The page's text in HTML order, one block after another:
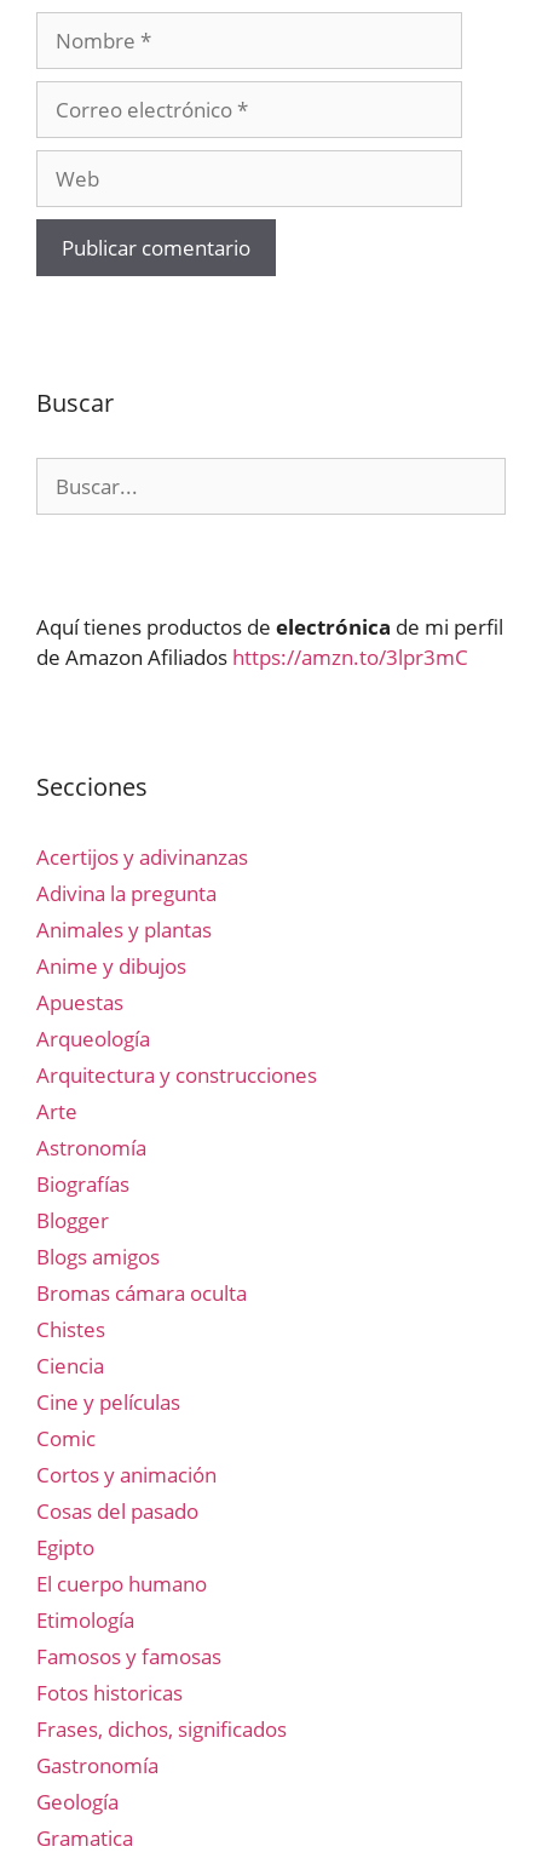
electrónico
Buscar
Aquí tienes productos de electrónica de mi perfil
de Amazon Afiliados https://amzn.to/3lpr3mC
Secciones
Acertijos y adivinanzas
Adivina la pregunta
Animales y plantas
Anime y dibujos
Apuestas
Arqueología
Arquitectura y construcciones
Arte
Astronomía
Biografías
Blogger
Blogs amigos
Bromas cámara oculta
Chistes
Ciencia
Cine y películas
Comic
Cortos y animación
Cosas del pasado
Egipto
El cuerpo humano
Etimología
Famosos y famosas
Fotos historicas
Frases, dichos, significados
Gastronomía
Geología
Gramatica